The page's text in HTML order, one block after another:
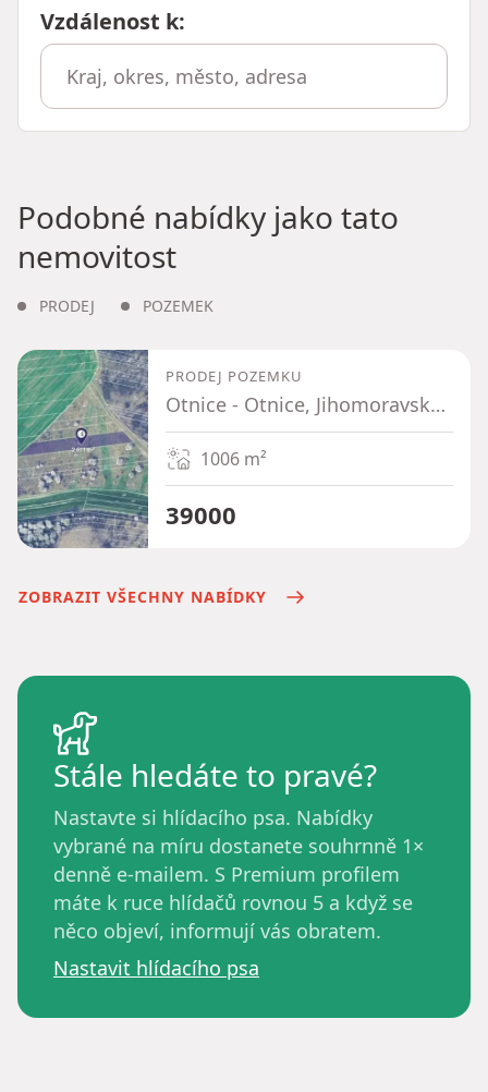
Vzdálenost k:
Podobné nabídky jako tato
nemovitost
PRODEJ POZEMEK
PRODEJ POZEMKU
Otnice - Otnice, Jihomoravský kraj
1006 m²
39000
ZOBRAZIT VŠECHNY NABÍDKY
Stále hledáte to pravé?
Nastavte si hlídacího psa. Nabídky
vybrané na míru dostanete souhrnně 1×
denně e-mailem. S Premium profilem
máte k ruce hlídačů rovnou 5 a když se
něco objeví, informují vás obratem.
Nastavit hlídacího psa